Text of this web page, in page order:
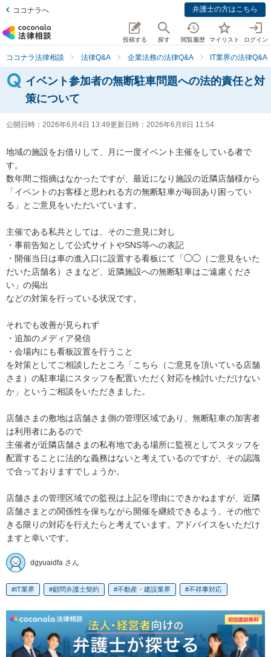
ココナラへ 弁護士の方はこちら
投稿する 探す 閲覧履歴 マイリスト ログイン
ココナラ法律相談 法律Q&A 企業法務の法律Q&A IT業界の法律Q&A
イベント参加者の無断駐車問題への法的責任と対
策について
公開日時： 2026年6月4日 13:49更新日時： 2026年6月8日 11:54
地域の施設をお借りして、月に一度イベント主催をしている者で
す。
数年間ご指摘はなかったですが、最近になり施設の近隣店舗様から
「イベントのお客様と思われる方の無断駐車が毎回あり困ってい
る」とご意見をいただいています。
主催である私共としては、そのご意見に対し
・事前告知として公式サイトやSNS等への表記
・開催当日は車の進入口に設置する看板にて「◯◯︎（ご意見をいた
だいた店舗名）さまなど、近隣施設への無断駐車はご遠慮くださ
い」の掲出
などの対策を行っている状況です。
それでも改善が見られず
・追加のメディア発信
・会場内にも看板設置を行うこと
を対策としてご相談したところ「こちら（ご意見を頂いている店舗
さま）の駐車場にスタッフを配置いただく対応を検討いただけない
か」というご相談をいただきました。
店舗さまの敷地は店舗さま側の管理区域であり、無断駐車の加害者
は利用者にあるので
主催者が近隣店舗さまの私有地である場所に監視としてスタッフを
配置することに法的な義務はないと考えているのですが、その認識
で合っておりますでしょうか。
店舗さまの管理区域での監視は上記を理由にできかねますが、近隣
店舗さまとの関係性を保ちながら開催を継続できるよう、その他で
きる限りの対応を行えたらと考えています。アドバイスをいただけ
ますと幸いです。
dgyuaidfa さん
IT業界 顧問弁護士契約 不動産・建設業界 不祥事対応